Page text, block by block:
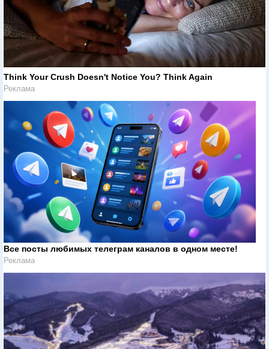
Think Your Crush Doesn't Notice You? Think Again
Реклама
Все посты любимых телеграм каналов в одном месте!
Реклама